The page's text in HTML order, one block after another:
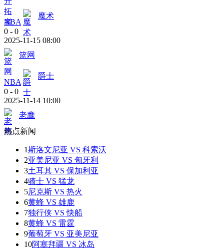
NBA
魔术
0 - 0
2025-11-15 08:00
篮网
NBA
爵士
0 - 0
2025-11-14 10:00
老鹰
热点新闻
1斯洛文尼亚 VS 科索沃
2亚美尼亚 VS 匈牙利
3土耳其 VS 保加利亚
4骑士 VS 猛龙
5尼克斯 VS 热火
6黄蜂 VS 雄鹿
7独行侠 VS 快船
8黄蜂 VS 雷霆
9葡萄牙 VS 亚美尼亚
10阿塞拜疆 VS 冰岛